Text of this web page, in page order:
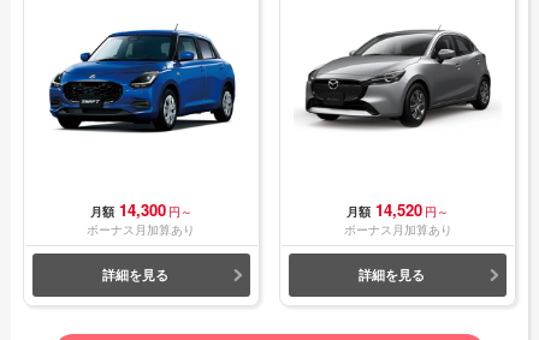
月額 14,300 円～
ボーナス月加算あり
詳細を見る
月額 14,520 円～
ボーナス月加算あり
詳細を見る